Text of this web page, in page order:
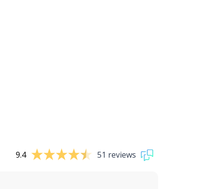
9.4 51 reviews